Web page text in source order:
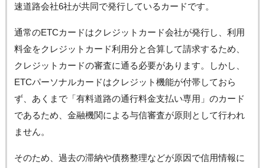
速道路会社6社が共同で発行しているカードです。
通常のETCカードはクレジットカード会社が発行し、利用
料金をクレジットカード利用分と合算して請求するため、
クレジットカードの審査に通る必要があります。しかし、
ETCパーソナルカードはクレジット機能が付帯しておら
ず、あくまで「有料道路の通行料金支払い専用」のカード
であるため、金融機関による与信審査が原則として行われ
ません。
そのため、過去の滞納や債務整理などが原因で信用情報に